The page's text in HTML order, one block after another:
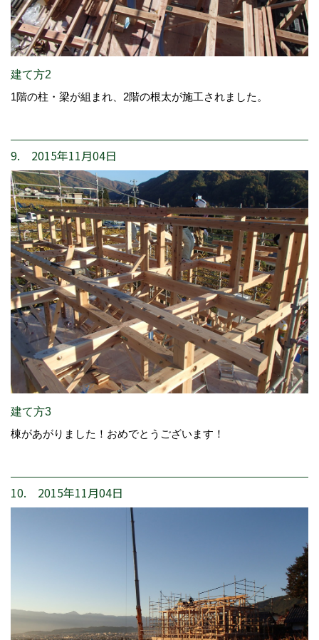
建て方2
1階の柱・梁が組まれ、2階の根太が施工されました。
9. 2015年11月04日
建て方3
棟があがりました！おめでとうございます！
10. 2015年11月04日